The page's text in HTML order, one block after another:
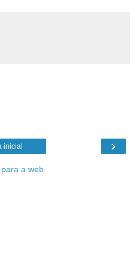
›
inicial
a web